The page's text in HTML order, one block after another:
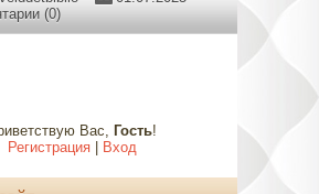
(0)
Вас, Гость!
Регистрация| Вход